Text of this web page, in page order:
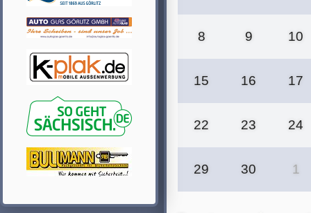
8 9 10
15 16 17
22 23 24
29 30 1